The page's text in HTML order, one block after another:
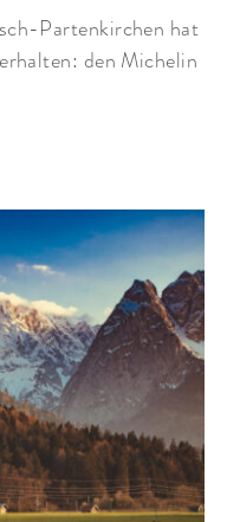
Partenkirchen hat
den Michelin